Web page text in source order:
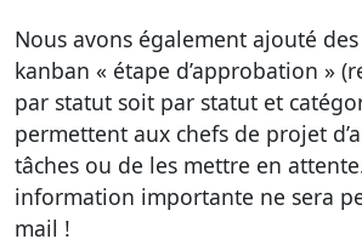
Nous avons également ajouté
kanban « étape d’approbation »
par statut soit par statut et
permettent aux chefs de projet
tâches ou de les mettre en
information importante ne sera
mail !